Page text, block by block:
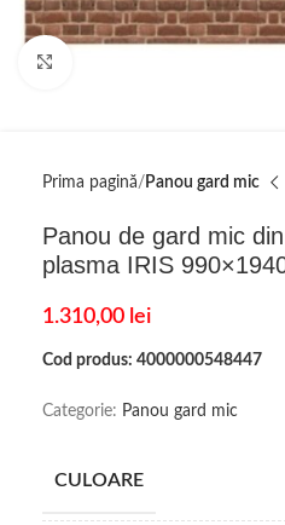
Prima pagină Panou gard mic
Panou de gard mic
plasma IRIS
1.310,00 lei
Cod produs: 4000000548447
Categorie: Panou gard mic
CULOARE